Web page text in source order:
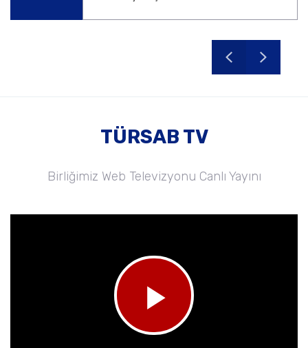
TÜRSAB TV
Birliğimiz Web Televizyonu Canlı Yayını